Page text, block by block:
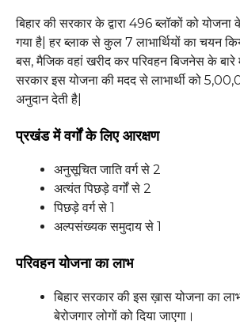
बिहार की सरकार के द्वारा 496 ब्लॉकों को योजना
गया है| हर ब्लाक से कुल 7 लाभार्थियों का चयन
बस, मैजिक वहां खरीद कर परिवहन बिजनेस के बारे
सरकार इस योजना की मदद से लाभार्थी को
अनुदान देती है|
प्रखंड में वर्गों के लिए आरक्षण
अनुसूचित जाति वर्ग से 2
अत्यंत पिछड़े वर्गों से 2
पिछड़े वर्ग से 1
अल्पसंख्यक समुदाय से 1
परिवहन योजना का लाभ
बिहार सरकार की इस ख़ास योजना का
बेरोजगार लोगों को दिया जाएगा।